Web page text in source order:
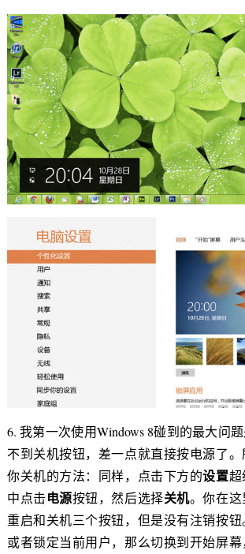
6. 我第一次使用Windows 8碰到的最大问
不到关机按钮，差一点就直接按电源了
你关机的方法：同样，点击下方的设置
中点击电源按钮，然后选择关机。你在这
重启和关机三个按钮，但是没有注销按
或者锁定当前用户，那么切换到开始屏